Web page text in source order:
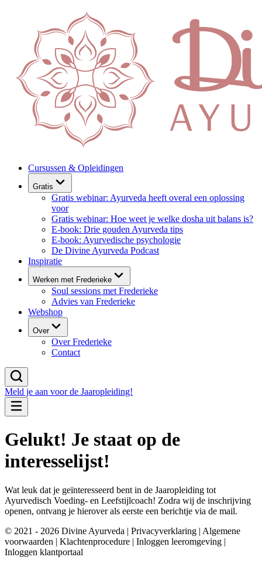
Cursussen & Opleidingen
Gratis
Gratis webinar: Ayurveda heeft overal een oplossing
voor
Gratis webinar: Hoe weet je welke dosha uit balans is?
E-book: Drie gouden Ayurveda tips
E-book: Ayurvedische psychologie
De Divine Ayurveda Podcast
Inspiratie
Werken met Frederieke
Soul sessions met Frederieke
Advies van Frederieke
Webshop
Over
Over Frederieke
Contact
Meld je aan voor de Jaaropleiding!
Gelukt! Je staat op de
interesselijst!
Wat leuk dat je geïnteresseerd bent in de Jaaropleiding tot
Ayurvedisch Voeding- en Leefstijlcoach! Zodra wij de inschrijving
openen, ontvang je hierover als eerste een berichtje via de mail.
© 2021 - 2026 Divine Ayurveda | Privacyverklaring | Algemene
voorwaarden | Klachtenprocedure | Inloggen leeromgeving |
Inloggen klantportaal